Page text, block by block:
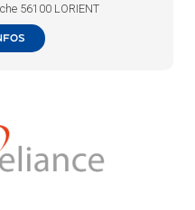
56100 LORIENT